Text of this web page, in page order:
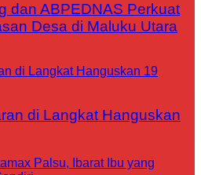
dan ABPEDNAS Perkuat
Desa di Maluku Utara
di Langkat Hanguskan